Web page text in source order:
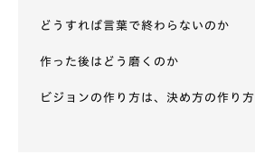
どうすれば言葉で終わらないのか
作った後はどう磨くのか
ビジョンの作り方は、決め方の作り方